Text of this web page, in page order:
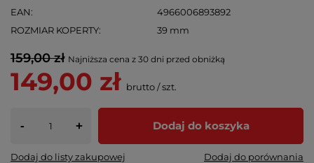
EAN
4966006893892
ROZMIAR KOPERTY
39 mm
159,00 zł Najniższa cena z 30 dni przed obniżką
149,00 zł brutto/szt.
- + Dodaj do koszyka
Dodaj do listy zakupowej Dodaj do porównania